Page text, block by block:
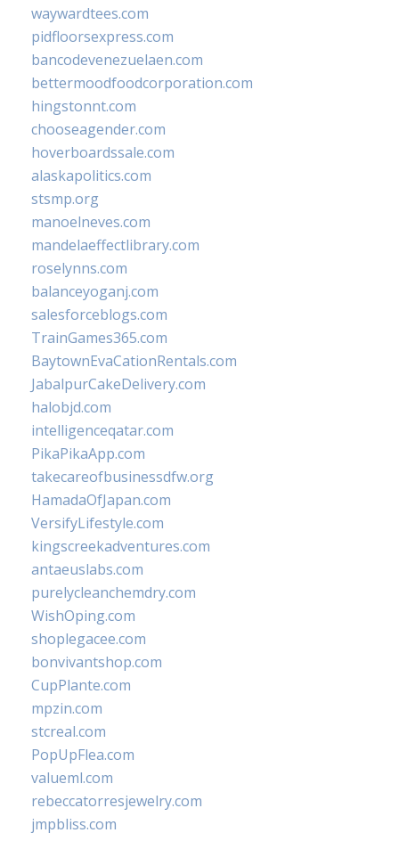
waywardtees.com
pidfloorsexpress.com
bancodevenezuelaen.com
bettermoodfoodcorporation.com
hingstonnt.com
chooseagender.com
hoverboardssale.com
alaskapolitics.com
stsmp.org
manoelneves.com
mandelaeffectlibrary.com
roselynns.com
balanceyoganj.com
salesforceblogs.com
TrainGames365.com
BaytownEvaCationRentals.com
JabalpurCakeDelivery.com
halobjd.com
intelligenceqatar.com
PikaPikaApp.com
takecareofbusinessdfw.org
HamadaOfJapan.com
VersifyLifestyle.com
kingscreekadventures.com
antaeuslabs.com
purelycleanchemdry.com
WishOping.com
shoplegacee.com
bonvivantshop.com
CupPlante.com
mpzin.com
stcreal.com
PopUpFlea.com
valueml.com
rebeccatorresjewelry.com
jmpbliss.com